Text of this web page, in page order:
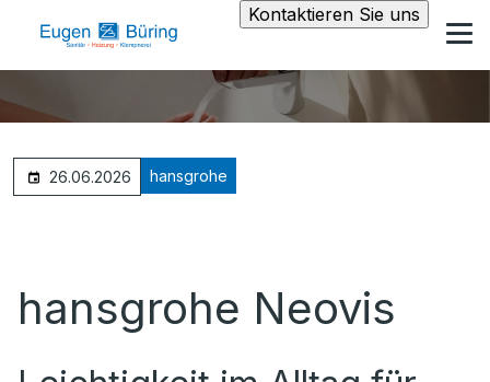
Kontaktieren Sie uns
26.06.2026 hansgrohe
hansgrohe Neovis